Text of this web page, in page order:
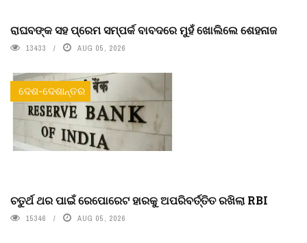
ରାଘବଙ୍କ ସହ ପ୍ରେମ ସମ୍ପର୍କ ବାବଦରେ ମୁହଁ ଖୋଲିଲେ ଶେହନାଜ
13433 AUG 05, 2026
ଦେଶ-ଦେଶାନ୍ତର
ଚତୁର୍ଥ ଥର ପାଇଁ ରେପୋରେଟ ହାରକୁ ଅପରିବର୍ତ୍ତିତ ରଖିଲା RBI
15346 AUG 05, 2026